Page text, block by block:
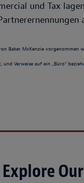
und Tax
Baker McKenzie vorgenommen
Verweise auf ein „Büro“
Explore